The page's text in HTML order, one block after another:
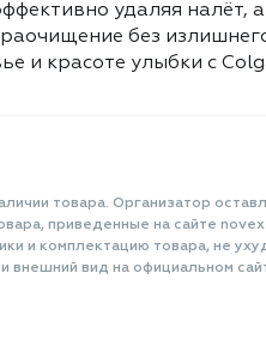
удаляя налёт,
без
и красоте улыбки с
товара. Организатор
приведенные на сайте
и комплектацию товара, не
внешний вид на официальном